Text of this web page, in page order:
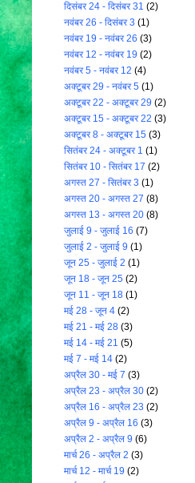
दिसंबर 24 - दिसंबर 31 (2)
नवंबर 26 - दिसंबर 3 (1)
नवंबर 19 - नवंबर 26 (3)
नवंबर 12 - नवंबर 19 (2)
नवंबर 5 - नवंबर 12 (4)
अक्टूबर 29 - नवंबर 5 (1)
अक्टूबर 22 - अक्टूबर 29 (2)
अक्टूबर 15 - अक्टूबर 22 (3)
अक्टूबर 8 - अक्टूबर 15 (3)
सितंबर 24 - अक्टूबर 1 (1)
सितंबर 10 - सितंबर 17 (2)
अगस्त 27 - सितंबर 3 (1)
अगस्त 20 - अगस्त 27 (8)
अगस्त 13 - अगस्त 20 (8)
जुलाई 9 - जुलाई 16 (7)
जुलाई 2 - जुलाई 9 (1)
जून 25 - जुलाई 2 (1)
जून 18 - जून 25 (2)
जून 11 - जून 18 (1)
मई 28 - जून 4 (2)
मई 21 - मई 28 (3)
मई 14 - मई 21 (5)
मई 7 - मई 14 (2)
अप्रैल 30 - मई 7 (3)
अप्रैल 23 - अप्रैल 30 (2)
अप्रैल 16 - अप्रैल 23 (2)
अप्रैल 9 - अप्रैल 16 (3)
अप्रैल 2 - अप्रैल 9 (6)
मार्च 26 - अप्रैल 2 (3)
मार्च 12 - मार्च 19 (2)